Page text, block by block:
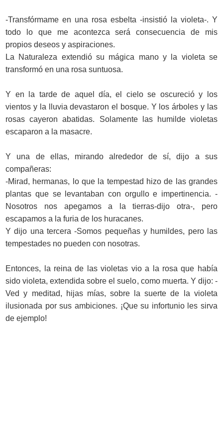
-Transfórmame en una rosa esbelta -insistió la violeta-. Y
todo lo que me acontezca será consecuencia de mis
propios deseos y aspiraciones.
La Naturaleza extendió su mágica mano y la violeta se
transformó en una rosa suntuosa.
Y en la tarde de aquel día, el cielo se oscureció y los
vientos y la lluvia devastaron el bosque. Y los árboles y las
rosas cayeron abatidas. Solamente las humilde violetas
escaparon a la masacre.
Y una de ellas, mirando alrededor de sí, dijo a sus
compañeras:
-Mirad, hermanas, lo que la tempestad hizo de las grandes
plantas que se levantaban con orgullo e impertinencia. -
Nosotros nos apegamos a la tierras-dijo otra-, pero
escapamos a la furia de los huracanes.
Y dijo una tercera -Somos pequeñas y humildes, pero las
tempestades no pueden con nosotras.
Entonces, la reina de las violetas vio a la rosa que había
sido violeta, extendida sobre el suelo, como muerta. Y dijo: -
Ved y meditad, hijas mías, sobre la suerte de la violeta
ilusionada por sus ambiciones. ¡Que su infortunio les sirva
de ejemplo!